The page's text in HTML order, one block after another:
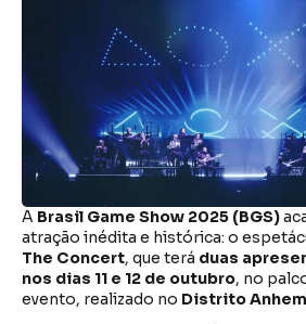
A Brasil Game Show 2025 (BGS)
atração inédita e histórica: o
The Concert, que terá duas
nos dias 11 e 12 de outubro, no
evento, realizado no Distrito